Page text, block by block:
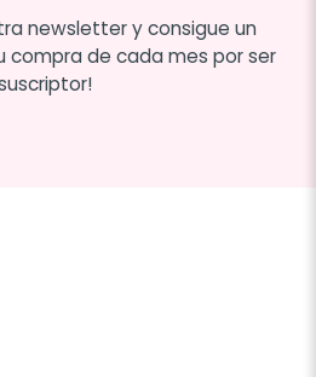
newsletter y consigue un
compra de cada mes por ser